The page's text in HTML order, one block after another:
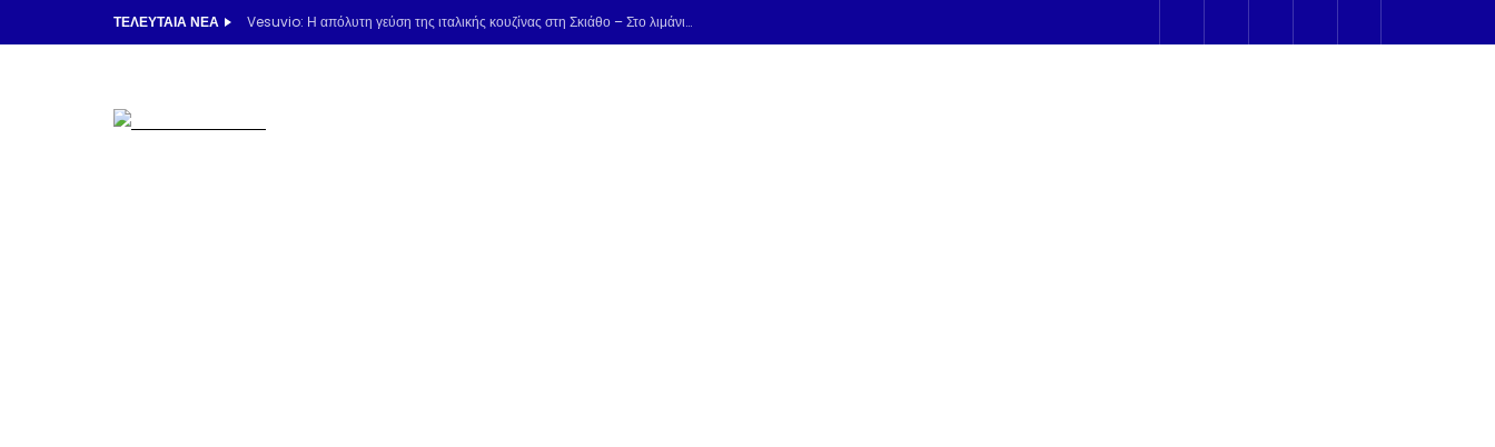
ΤΕΛΕΥΤΑΊΑ ΝΈΑ Vesuvio: Η απόλυτη γεύση της ιταλικής κουζίνας στη Σκιάθο – Στο λιμάνι, τώρα & στην Αγία Παρασκευή!